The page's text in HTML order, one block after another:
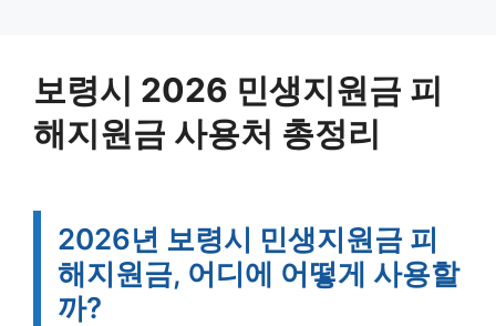
보령시 2026 민생지원금 피
해지원금 사용처 총정리
2026년 보령시 민생지원금 피
해지원금, 어디에 어떻게 사용할
까?